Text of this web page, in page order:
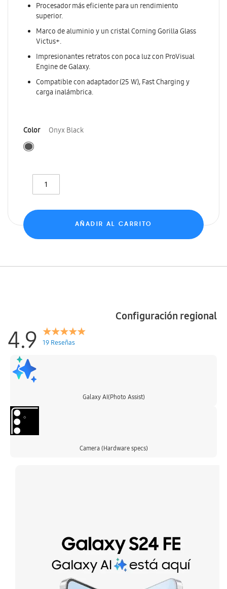
Procesador más eficiente para un rendimiento
superior.
Marco de aluminio y un cristal Corning Gorilla Glass
Victus+.
Impresionantes retratos con poca luz con ProVisual
Engine de Galaxy.
Compatible con adaptador (25 W), Fast Charging y
carga inalámbrica.
Color Onyx Black
AÑADIR AL CARRITO
Configuración regional
4.9 19 Reseñas
Galaxy AI(Photo Assist)
Camera (Hardware specs)